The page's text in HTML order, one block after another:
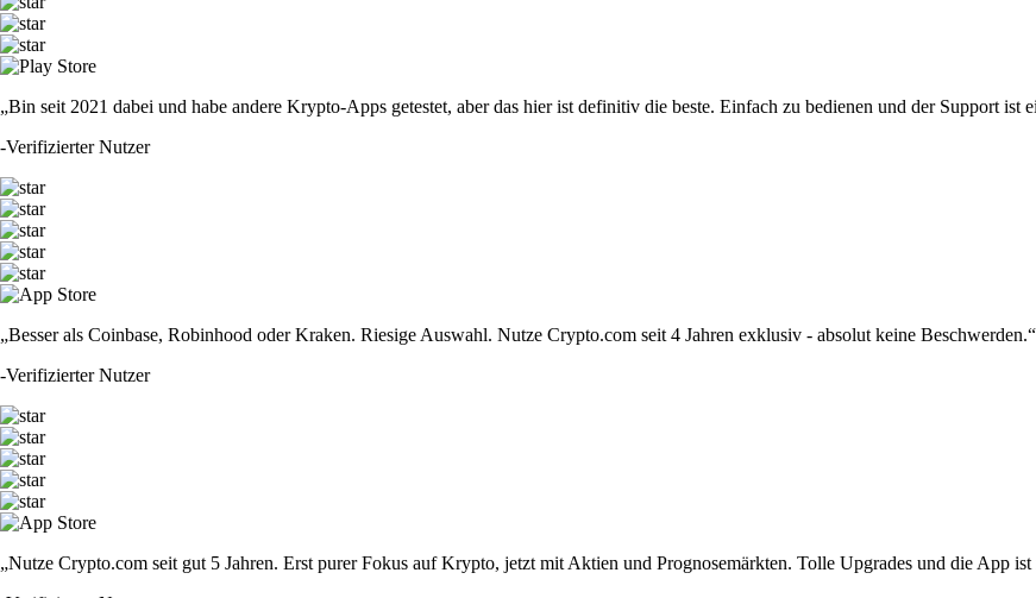
„Bin seit 2021 dabei und habe andere Krypto-Apps getestet, aber das hier ist definitiv die beste. Einfach zu bedienen und der Support ist
-Verifizierter Nutzer
„Besser als Coinbase, Robinhood oder Kraken. Riesige Auswahl. Nutze Crypto.com seit 4 Jahren exklusiv - absolut keine Beschwerden.“
-Verifizierter Nutzer
„Nutze Crypto.com seit gut 5 Jahren. Erst purer Fokus auf Krypto, jetzt mit Aktien und Prognosemärkten. Tolle Upgrades und die App